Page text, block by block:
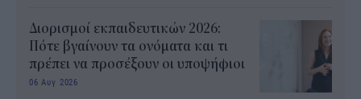
Διορισμοί εκπαιδευτικών 2026:
Πότε βγαίνουν τα ονόματα και τι
πρέπει να προσέξουν οι υποψήφιοι
06 Αυγ 2026